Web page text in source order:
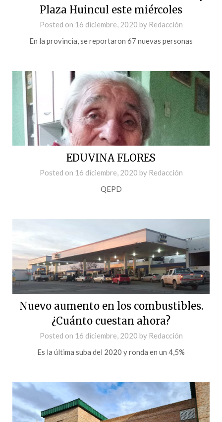
Plaza Huincul este miércoles
Posted on 16 diciembre, 2020 by Redacción
En la provincia, se reportaron 67 nuevas personas
EDUVINA FLORES
Posted on 16 diciembre, 2020 by Redacción
QEPD
Nuevo aumento en los combustibles.
¿Cuánto cuestan ahora?
Posted on 16 diciembre, 2020 by Redacción
Es la última suba del 2020 y ronda en un 4,5%